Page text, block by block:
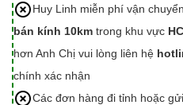
Huy Linh miễn phí vận
bán kính 10km trong khu vực
hơn Anh Chị vui lòng liên hệ
chính xác nhận
Các đơn hàng đi tỉnh hoặc